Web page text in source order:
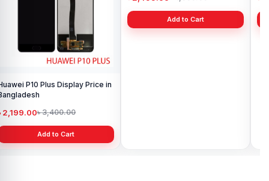
P10 Plus Display Price in
2,199.00৳ 3,400.00
Add to Cart